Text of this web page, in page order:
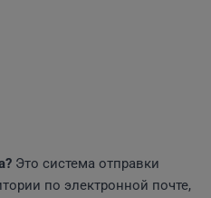
Это система отправки
по электронной почте,